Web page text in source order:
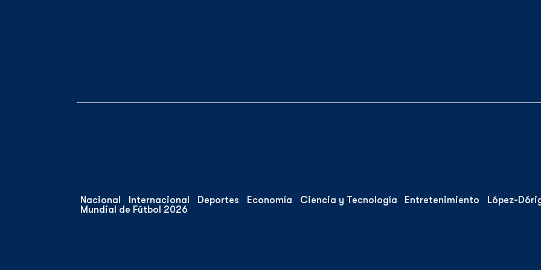
Nacional Internacional Deportes Economía Ciencia y Tecnología Entretenimiento López-
Mundial de Fútbol 2026